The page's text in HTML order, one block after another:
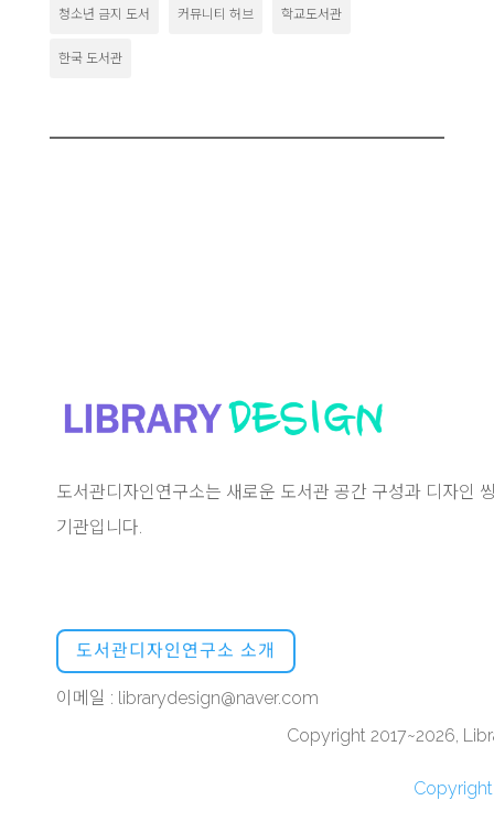
청소년 금지 도서 커뮤니티 허브 학교도서관
한국 도서관
도서관디자인연구소는 새로운 도서관 공간 구성과 디자인
기관입니다.
도서관디자인연구소 소개
이메일 : librarydesign@naver.com
Copyright 2017~2026,